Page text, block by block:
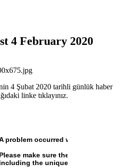
4 February 2020
4 Şubat 2020 tarihli günlük haber
linke tıklayınız.